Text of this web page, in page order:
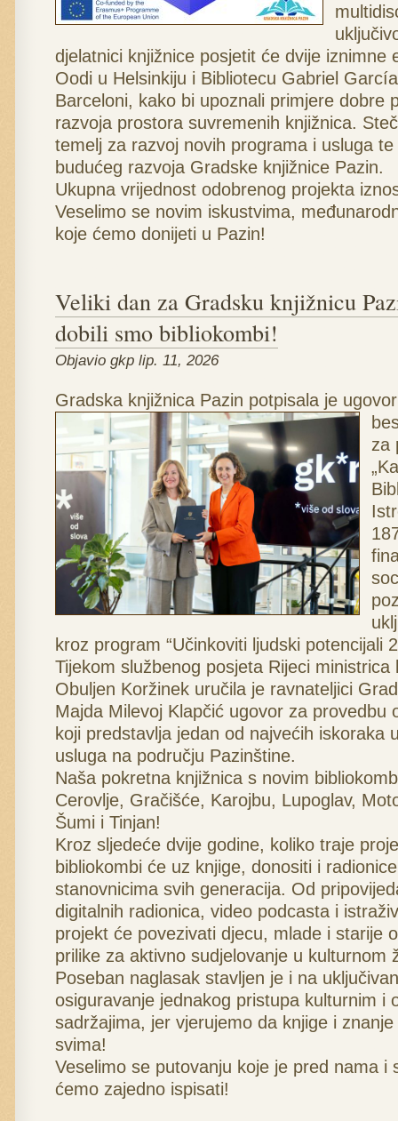
djelatnici knjižnice posjetit će dvije iznimne
Oodi u Helsinkiju i Bibliotecu Gabriel
Barceloni, kako bi upoznali primjere dobre
razvoja prostora suvremenih knjižnica.
temelj za razvoj novih programa i usluga
budućeg razvoja Gradske knjižnice Pazin.
Ukupna vrijednost odobrenog projekta
Veselimo se novim iskustvima,
koje ćemo donijeti u Pazin!
Veliki dan za Gradsku knjižnicu
dobili smo bibliokombi!
Objavio gkp lip. 11, 2026
Gradska knjižnica Pazin potpisala je
za
kroz program “Učinkoviti ljudski potencijali
Tijekom službenog posjeta Rijeci
Obuljen Koržinekuručila je ravnateljici
Majda Milevoj Klapčićugovor za provedbu
koji predstavlja jedan od najvećih iskoraka
usluga na području Pazinštine.
Naša pokretna knjižnica s novim
Cerovlje, Gračišće, Karojbu, Lupoglav,
Šumi i Tinjan!
Kroz sljedeće dvije godine, koliko traje
bibliokombi će uz knjige, donositi i
stanovnicima svih generacija. Od
digitalnih radionica, video podcasta i
projekt će povezivati djecu, mlade i starije
prilike za aktivno sudjelovanje u kulturnom
Poseban naglasak stavljen je i na
osiguravanje jednakog pristupa kulturnim i
sadržajima, jer vjerujemo da knjige i
svima!
Veselimo se putovanju koje je pred nama i
ćemo zajedno ispisati!